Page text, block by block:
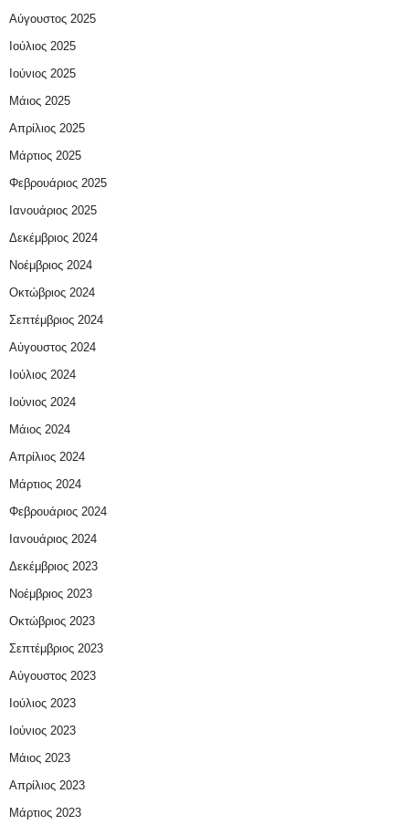
Αύγουστος 2025
Ιούλιος 2025
Ιούνιος 2025
Μάιος 2025
Απρίλιος 2025
Μάρτιος 2025
Φεβρουάριος 2025
Ιανουάριος 2025
Δεκέμβριος 2024
Νοέμβριος 2024
Οκτώβριος 2024
Σεπτέμβριος 2024
Αύγουστος 2024
Ιούλιος 2024
Ιούνιος 2024
Μάιος 2024
Απρίλιος 2024
Μάρτιος 2024
Φεβρουάριος 2024
Ιανουάριος 2024
Δεκέμβριος 2023
Νοέμβριος 2023
Οκτώβριος 2023
Σεπτέμβριος 2023
Αύγουστος 2023
Ιούλιος 2023
Ιούνιος 2023
Μάιος 2023
Απρίλιος 2023
Μάρτιος 2023